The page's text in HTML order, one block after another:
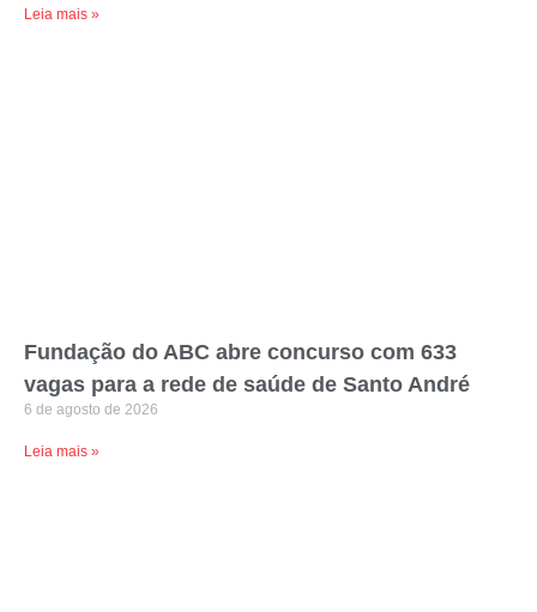
Leia mais »
Fundação do ABC abre concurso com 633
vagas para a rede de saúde de Santo André
6 de agosto de 2026
Leia mais »